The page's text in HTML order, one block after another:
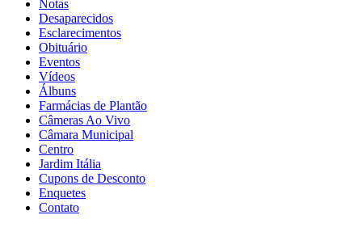
Notas
Desaparecidos
Esclarecimentos
Obituário
Eventos
Vídeos
Álbuns
Farmácias de Plantão
Câmeras Ao Vivo
Câmara Municipal
Centro
Jardim Itália
Cupons de Desconto
Enquetes
Contato